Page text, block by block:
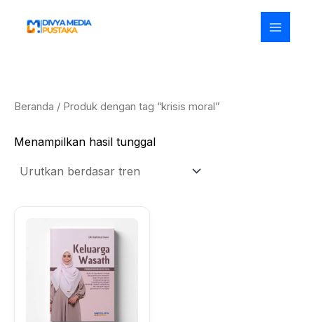
Beranda / Produk dengan tag “krisis moral”
Menampilkan hasil tunggal